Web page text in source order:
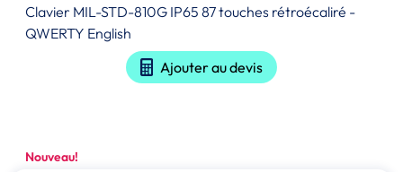
Clavier MIL-STD-810G IP65 87 touches rétroécaliré -
QWERTY English
Ajouter au devis
Nouveau!